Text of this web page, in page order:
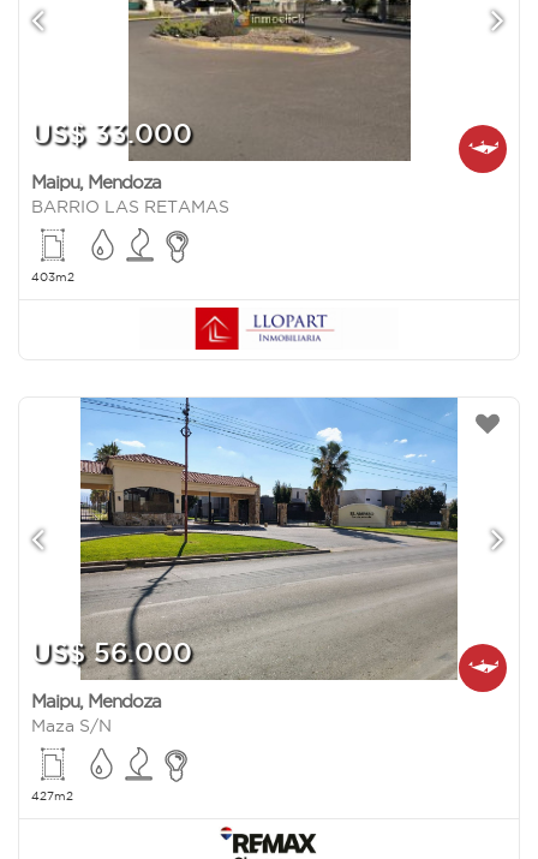
US$ 33.000
Maipu, Mendoza
BARRIO LAS RETAMAS
403m2
US$ 56.000
Maipu, Mendoza
Maza S/N
427m2